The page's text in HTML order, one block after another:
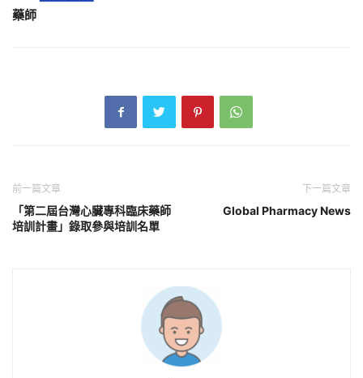
藥師
前一篇文章
「第二屆台灣心臟專科臨床藥師
培訓計畫」錄取參與培訓名單
下一篇文章
Global Pharmacy News